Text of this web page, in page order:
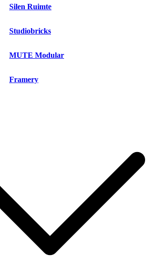
Silen Ruimte
Studiobricks
MUTE Modular
Framery